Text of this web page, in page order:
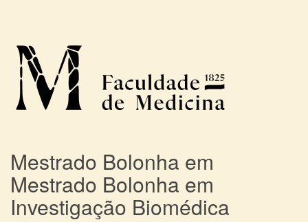
Mestrado Bolonha em
Mestrado Bolonha em
Investigação Biomédica